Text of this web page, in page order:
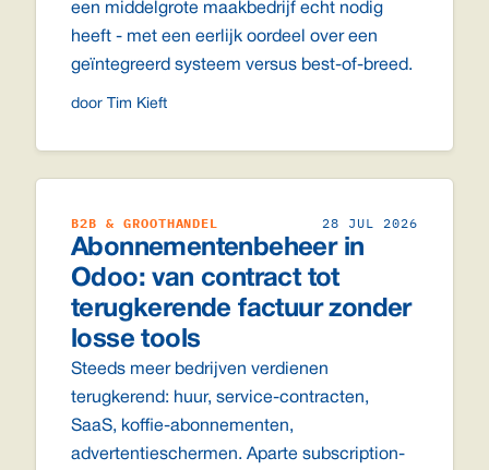
een middelgrote maakbedrijf echt nodig
heeft - met een eerlijk oordeel over een
geïntegreerd systeem versus best-of-breed.
door Tim Kieft
B2B & GROOTHANDEL 28 JUL 2026
Abonnementenbeheer in
Odoo: van contract tot
terugkerende factuur zonder
losse tools
Steeds meer bedrijven verdienen
terugkerend: huur, service-contracten,
SaaS, koffie-abonnementen,
advertentieschermen. Aparte subscription-